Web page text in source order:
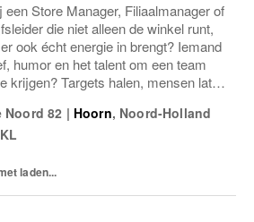
een Store Manager, Filiaalmanager of
die niet alleen de winkel runt,
ook écht energie in brengt? Iemand
humor en het talent om een team
krijgen? Targets halen, mensen laten
Dan zoeken wij jou.Bij...
Noord 82 | Hoorn, Noord-Holland
laden...